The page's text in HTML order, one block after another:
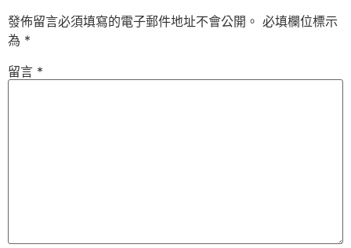
發佈留言必須填寫的電子郵件地址不會公開。 必填欄位標示
為 *
留言 *